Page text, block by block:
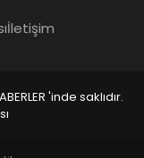
İletişim
'inde saklıdır.